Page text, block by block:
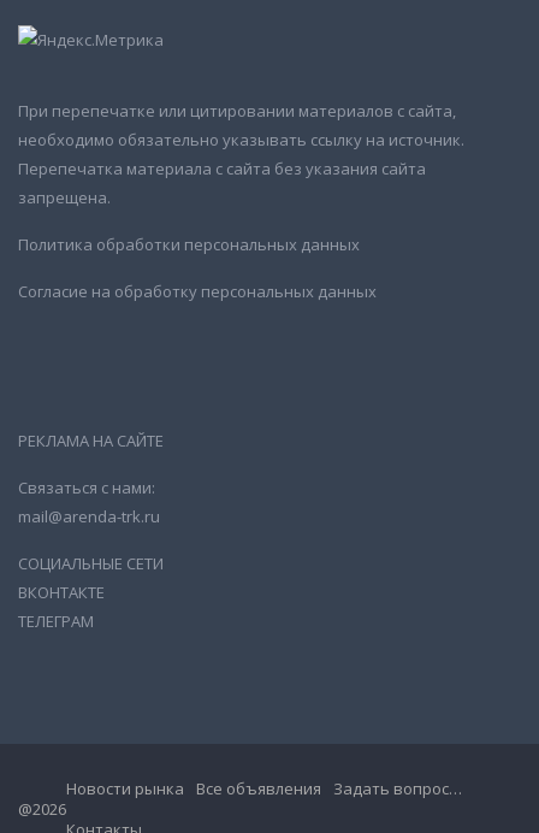
При перепечатке или цитировании материалов с сайта,
необходимо обязательно указывать ссылку на источник.
Перепечатка материала с сайта без указания сайта
запрещена.
Политика обработки персональных данных
Согласие на обработку персональных данных
РЕКЛАМА НА САЙТЕ
Связаться с нами:
mail@arenda-trk.ru
СОЦИАЛЬНЫЕ СЕТИ
ВКОНТАКТЕ
ТЕЛЕГРАМ
@2026
Новости рынка Все объявления
Задать вопрос…